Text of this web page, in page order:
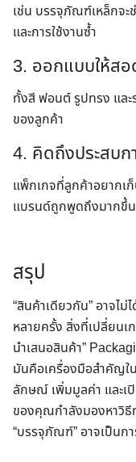
เช่น บรรจุภัณฑ์เหล็กจ
และการใช้งานซ้ำ
3. ออกแบบให้ส
ทั้งสี ฟอนต์ รูปทรง และ
ของลูกค้า
4. คิดถึงประสบ
แพ็กเกจที่ลูกค้าอยากเ
แบรนด์ถูกพูดถึงมากขึ้น
สรุป
“สินค้าเดียวกัน” อาจไม่
หลายครั้ง สิ่งที่เปลี่ยนเ
นำเสนอสินค้า”
มันคือเครื่องมือสำคัญใ
ลักษณ์ เพิ่มมูลค่า และเ
ของคุณกำลังมองหาวิธี
“บรรจุภัณฑ์” อาจเป็น